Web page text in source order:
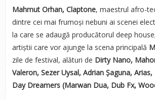
Mahmut Orhan, Claptone, maestrul afro-
dintre cei mai frumoși nebuni ai scenei
la care se adaugă producătorul deep
artiștii care vor ajunge la scena principală
zile de festival, alături de Dirty Nano,
Valeron, Sezer Uysal, Adrian Șaguna,
Day Dreamers (Marwan Dua, Dub Fx,